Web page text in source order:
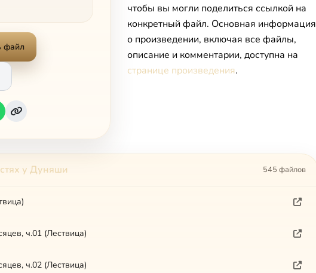
файл
чтобы вы могли поделиться ссылкой на
конкретный файл. Основная информация
о произведении, включая все файлы,
описание и комментарии, доступна на
странице произведения.
у Дуняши 545 файлов
ч.01 (Лествица)
ч.02 (Лествица)